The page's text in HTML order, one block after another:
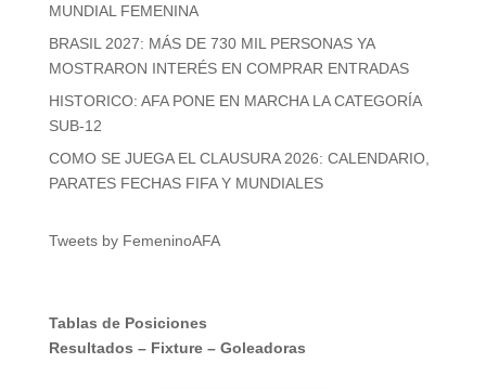
MUNDIAL FEMENINA
BRASIL 2027: MÁS DE 730 MIL PERSONAS YA
MOSTRARON INTERÉS EN COMPRAR ENTRADAS
HISTORICO: AFA PONE EN MARCHA LA CATEGORÍA
SUB-12
COMO SE JUEGA EL CLAUSURA 2026: CALENDARIO,
PARATES FECHAS FIFA Y MUNDIALES
Tweets by FemeninoAFA
Tablas de Posiciones
Resultados – Fixture– Goleadoras